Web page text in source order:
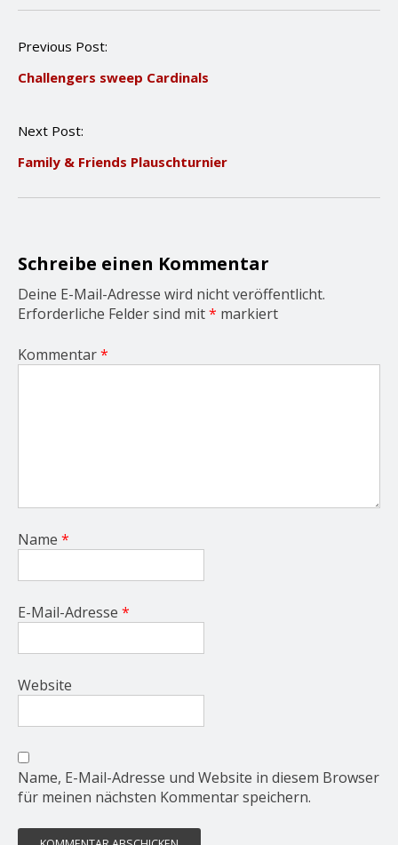
P
s
a
i
o
n
Previous Post:
Challengers sweep Cardinals
Next Post:
Family & Friends Plauschturnier
Schreibe einen Kommentar
Deine E-Mail-Adresse wird nicht veröffentlicht.
Erforderliche Felder sind mit* markiert
Kommentar*
Name *
E-Mail-Adresse *
Website
Name, E-Mail-Adresse und Website in diesem Browser
für meinen nächsten Kommentar speichern.